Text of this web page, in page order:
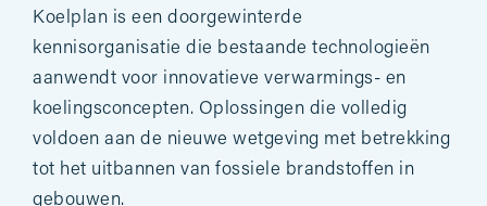
Koelplan is een doorgewinterde
kennisorganisatie die bestaande technologieën
aanwendt voor innovatieve verwarmings- en
koelingsconcepten. Oplossingen die volledig
voldoen aan de nieuwe wetgeving met betrekking
tot het uitbannen van fossiele brandstoffen in
gebouwen.